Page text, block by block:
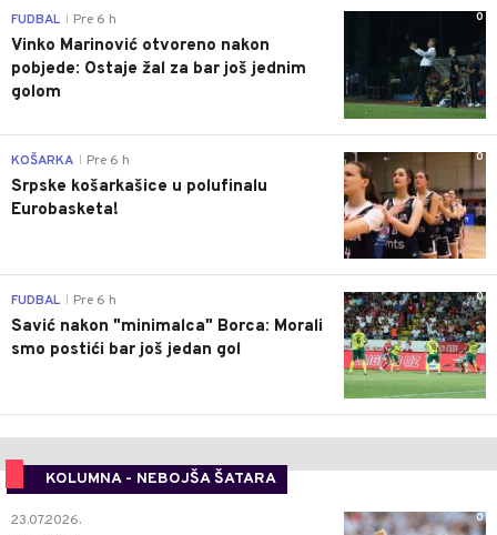
0
FUDBAL Pre 6 h
Vinko Marinović otvoreno nakon
pobjede: Ostaje žal za bar još jednim
golom
0
KOŠARKA Pre 6 h
Srpske košarkašice u polufinalu
Eurobasketa!
0
FUDBAL Pre 6 h
Savić nakon "minimalca" Borca: Morali
smo postići bar još jedan gol
KOLUMNA - NEBOJŠA ŠATARA
0
23.07.2026.